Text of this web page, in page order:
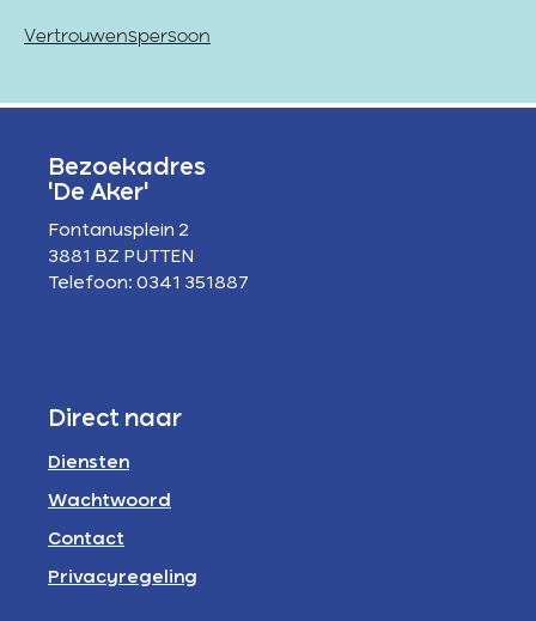
Vertrouwenspersoon
Bezoekadres
'De Aker'
Fontanusplein 2
3881 BZ PUTTEN
Telefoon: 0341 351887
Direct naar
Diensten
Wachtwoord
Contact
Privacyregeling